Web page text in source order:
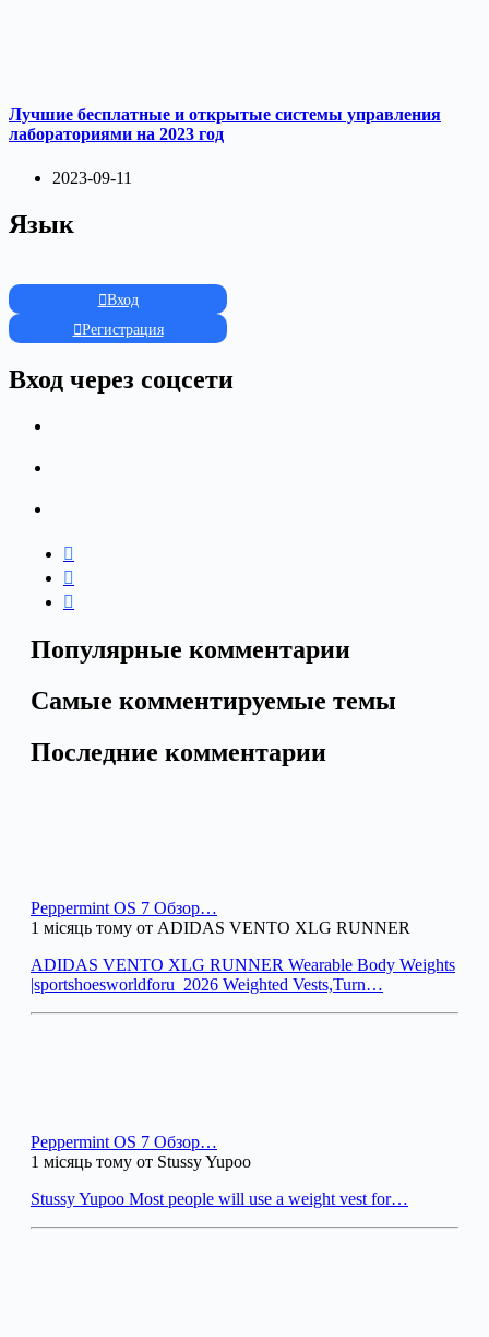
Лучшие бесплатные и открытые системы управления
лабораториями на 2023 год
2023-09-11
Язык
Вход
Регистрация
Вход через соцсети
Популярные комментарии
Самые комментируемые темы
Последние комментарии
Peppermint OS 7 Обзор…
1 місяць тому от ADIDAS VENTO XLG RUNNER
ADIDAS VENTO XLG RUNNER Wearable Body Weights
|sportshoesworldforu_2026 Weighted Vests,Turn…
Peppermint OS 7 Обзор…
1 місяць тому от Stussy Yupoo
Stussy Yupoo Most people will use a weight vest for…